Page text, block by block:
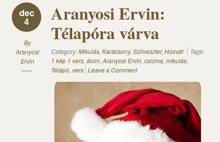
dec
4
By
Aranyosi
Ervin
Aranyosi Ervin:
Télapóra várva
Category:Mikulás, Karácsony, Szilveszter, Húsvét
Tags:
1 kép 1 vers, álom, Aranyosi Ervin, csizma, mikulás,
Télapó, vers Leave a Comment